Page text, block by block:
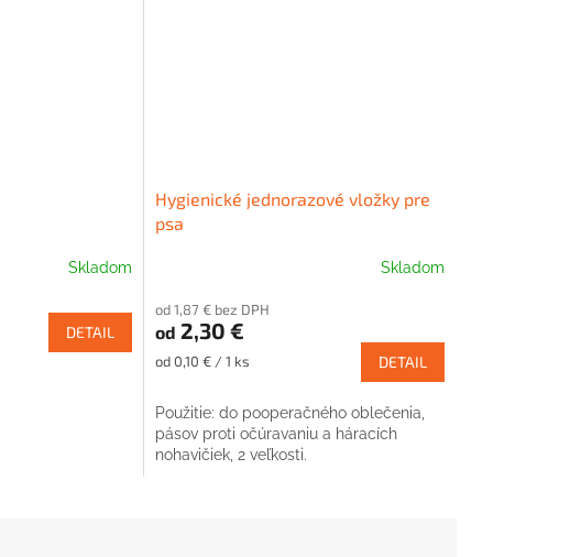
Skladom
DETAIL
Hygienické jednorazové vložky pre
psa
Skladom
od 1,87 € bez DPH
od 2,30 €
Jednotková
od 0,10 € / 1 ks DETAIL
Použitie: do pooperačného oblečenia,
pásov proti očúravaniu a háracích
nohavičiek, 2 veľkosti.